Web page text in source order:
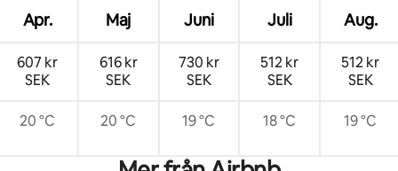
Apr. Maj Juni Juli Aug.
607 kr
SEK
616 kr
SEK
730 kr
SEK
512 kr
SEK
512 kr
SEK
20 °C 20 °C 19 °C 18 °C 19 °C